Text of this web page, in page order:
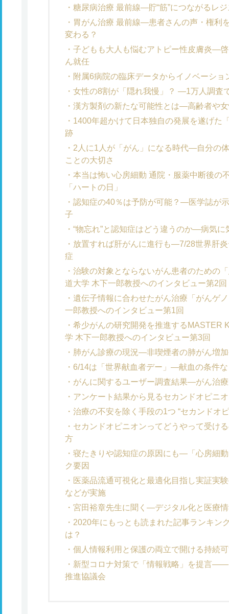
糖尿病治療 最前線―貯“筋”につながるレ
胃がん治療 最前線―患者さんの声・権利
変わる？
子どもも大人も悩むアトピー性皮膚炎―
ん就任
附属6病院の臨床データからイノベーシ
女性の8割が「隠れ我慢」？ ―1万人調査
漢方製剤の新たな可能性とは―高齢者や
1400年超かけて日本独自の発展を遂げた
跡
2人に1人が「がん」になる時代―自分の
ことの大切さ
本当は怖い心房細動 通院・服薬中断後の
「ハートの日」
認知症の40％は予防が可能？―医学誌が
子
“物忘れ”と認知症はどう違うのか―病気に
放置すれば肝がんに進行も―7/28世界肝炎
症
治験の対象とならないがん患者のための
道大学 木下一郎教授へのインタビュー第2回
遺伝子情報に合わせたがん治療「がんゲ
一郎教授へのインタビュー第1回
希少がんの研究開発を推進するMASTER
学 木下一郎教授へのインタビュー第3回
肺がん診療の現況―非喫煙者の肺がん増
6/14は「世界献血者デー」―献血の条件
がんに関するユーザー調査結果―がん治
アンケート結果から見るセカンドオピニ
治療の不安を除く手段の1つ “セカンドオ
セカンドオピニオンってどうやって受け
方
寝たきりや認知症の原因にも―「心房細
ク要因
医薬品流通可視化と最適化目指し実証実
などが実施
宮田裕章先生に聞く―デジタル化と医療
2020年にもっとも読まれた記事ランキン
は？
個人情報利用と保護の両立で開ける持続
新型コロナ対策で「情報戦略」を提言
推進協議会